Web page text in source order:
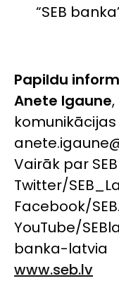
“SEB
Papildu
Anete Igaune
Vairāk par
Twitter/
Facebook/
YouTube/
banka-latvia
www.seb.lv